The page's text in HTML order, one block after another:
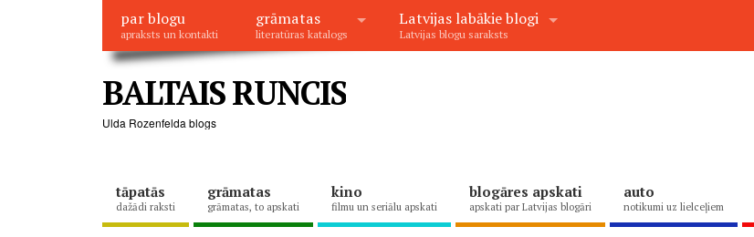
par blogu
apraksts un kontakti
grāmatas
literatūras katalogs
Latvijas labākie blogi
Latvijas blogu saraksts
BALTAIS RUNCIS
Ulda Rozenfelda blogs
tāpatās
dažādi raksti
grāmatas
grāmatas, to apskati
kino
filmu un seriālu apskati
blogāres apskati
apskati par Latvijas blogāri
auto
notikumi uz lielceļiem